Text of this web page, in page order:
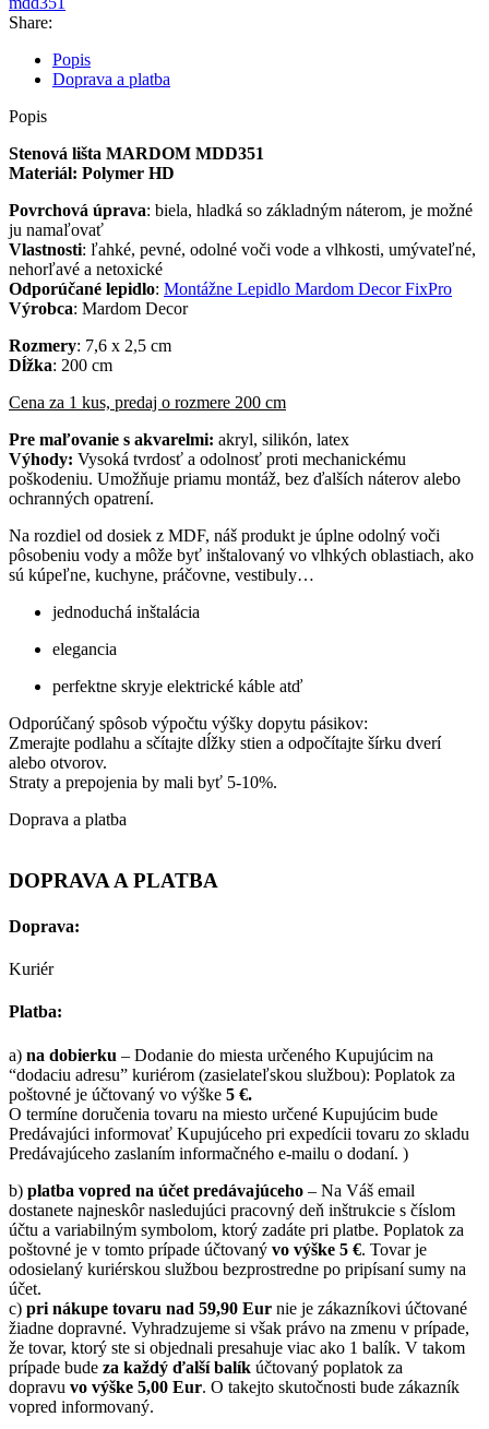
Share:
Popis
Doprava a platba
Popis
Stenová lišta MARDOM MDD351
Materiál: Polymer HD
Povrchová úprava: biela, hladká so základným náterom, je možné
ju namaľovať
Vlastnosti: ľahké, pevné, odolné voči vode a vlhkosti, umývateľné,
nehorľavé a netoxické
Odporúčané lepidlo: Montážne Lepidlo Mardom Decor FixPro
Výrobca: Mardom Decor
Rozmery: 7,6 x 2,5 cm
Dĺžka: 200 cm
Cena za 1 kus, predaj o rozmere 200 cm
Pre maľovanie s akvarelmi: akryl, silikón, latex
Výhody: Vysoká tvrdosť a odolnosť proti mechanickému
poškodeniu. Umožňuje priamu montáž, bez ďalších náterov alebo
ochranných opatrení.
Na rozdiel od dosiek z MDF, náš produkt je úplne odolný voči
pôsobeniu vody a môže byť inštalovaný vo vlhkých oblastiach, ako
sú kúpeľne, kuchyne, práčovne, vestibuly…
jednoduchá inštalácia
elegancia
perfektne skryje elektrické káble atď
Odporúčaný spôsob výpočtu výšky dopytu pásikov:
Zmerajte podlahu a sčítajte dĺžky stien a odpočítajte šírku dverí
alebo otvorov.
Straty a prepojenia by mali byť 5-10%.
Doprava a platba
DOPRAVA A PLATBA
Doprava:
Kuriér
Platba:
a) na dobierku – Dodanie do miesta určeného Kupujúcim na
“dodaciu adresu” kuriérom (zasielateľskou službou): Poplatok za
poštovné je účtovaný vo výške 5 €.
O termíne doručenia tovaru na miesto určené Kupujúcim bude
Predávajúci informovať Kupujúceho pri expedícii tovaru zo skladu
Predávajúceho zaslaním informačného e-mailu o dodaní. )
b) platba vopred na účet predávajúceho – Na Váš email
dostanete najneskôr nasledujúci pracovný deň inštrukcie s číslom
účtu a variabilným symbolom, ktorý zadáte pri platbe. Poplatok za
poštovné je v tomto prípade účtovaný vo výške 5 €. Tovar je
odosielaný kuriérskou službou bezprostredne po pripísaní sumy na
účet.
c) pri nákupe tovaru nad 59,90 Eur nie je zákazníkovi účtované
žiadne dopravné. Vyhradzujeme si však právo na zmenu v prípade,
že tovar, ktorý ste si objednali presahuje viac ako 1 balík. V takom
prípade bude za každý ďalší balík účtovaný poplatok za
dopravu vo výške 5,00 Eur. O takejto skutočnosti bude zákazník
vopred informovaný.